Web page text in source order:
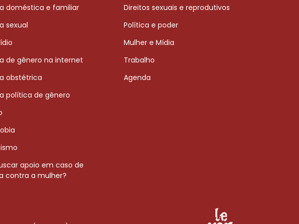
doméstica e familiar
sexual
de gênero na internet
obstétrica
política de gênero
apoio em caso de
contra a mulher?
Direitos sexuais e reprodutivos
Política e poder
Mulher e Mídia
Trabalho
Agenda